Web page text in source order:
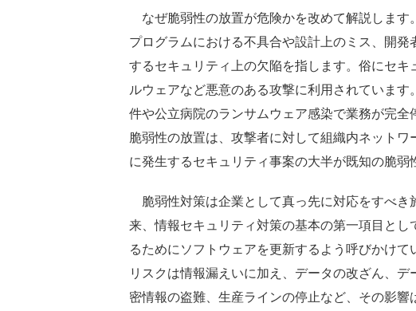
なぜ脆弱性の放置が危険かを改めて解説しま
プログラムにおける不具合や設計上のミス、開
するセキュリティ上の欠陥を指します。俗にセ
ルウェアなど悪意のある攻撃に利用されていま
件や公立病院のランサムウェア感染で業務が完全
脆弱性の放置は、攻撃者に対して組織内ネット
に発生するセキュリティ事案の大半が既知の脆弱
脆弱性対策は企業として真っ先に対応をすべき
来、情報セキュリティ対策の基本の第一項目と
るためにソフトウェアを更新するよう呼びかけ
リスクは情報漏えいに加え、データの改ざん、
密情報の盗難、生産ラインの停止など、その影